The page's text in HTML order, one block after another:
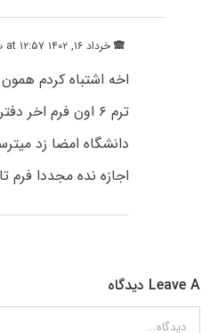
🙈خرداد ۱۶, ۱۴۰۲ at ۱۲:۵۷ ب٫ظ
اخه اشتباه کردم
ترم ۶ اون فرم اخر
دانشگاه امضا زد
اجازه نده مجددا فرم
Leave A دیدگاه
دیدگاه